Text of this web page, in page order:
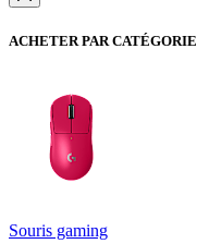
ACHETER PAR CATÉGORIE
Souris gaming